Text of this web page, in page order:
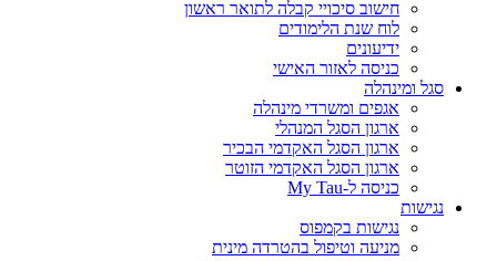
חישוב סיכויי קבלה לתואר ראשון
לוח שנת הלימודים
ידיעונים
כניסה לאזור האישי
סגל ומינהלה
אגפים ומשרדי מינהלה
ארגון הסגל המנהלי
ארגון הסגל האקדמי הבכיר
ארגון הסגל האקדמי הזוטר
כניסה ל-My Tau
נגישות
נגישות בקמפוס
מניעה וטיפול בהטרדה מינית